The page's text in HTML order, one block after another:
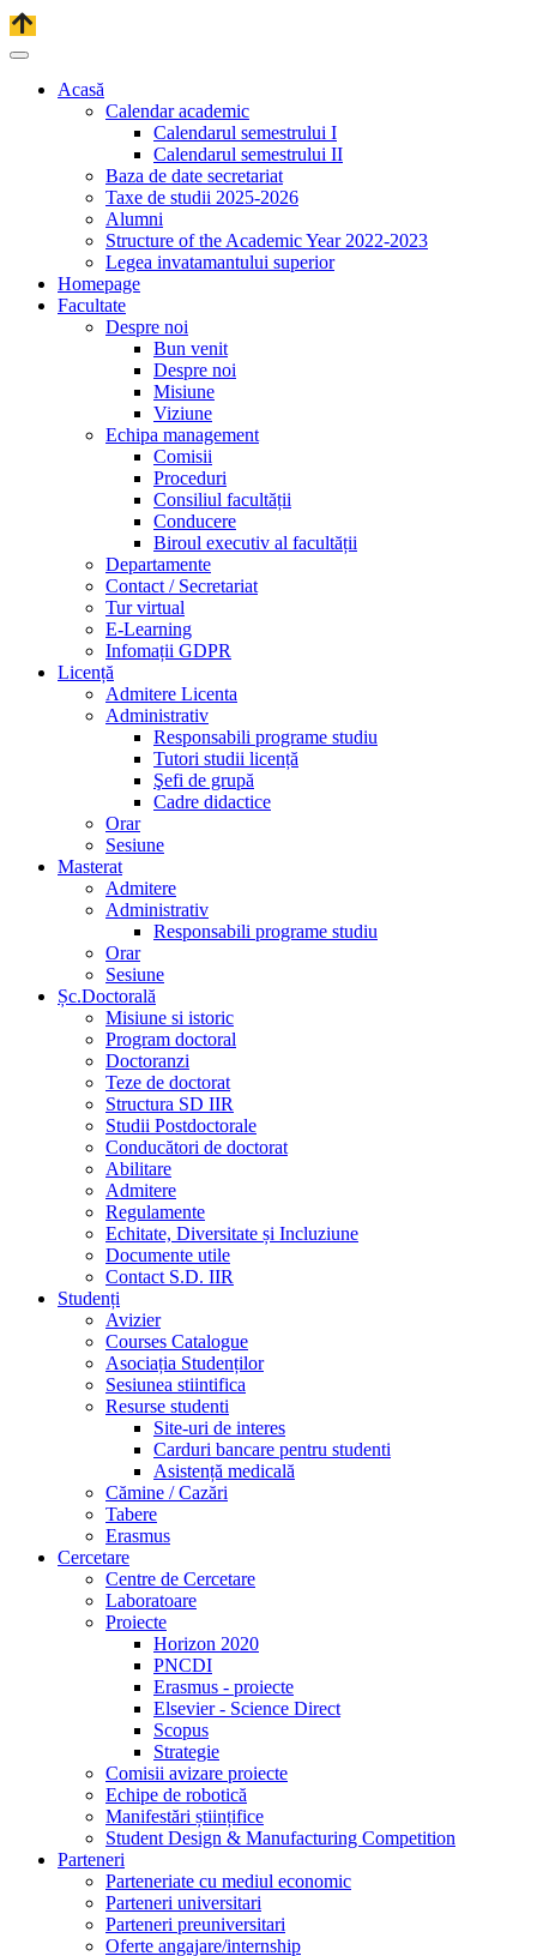
Acasă
Calendar academic
Calendarul semestrului I
Calendarul semestrului II
Baza de date secretariat
Taxe de studii 2025-2026
Alumni
Structure of the Academic Year 2022-2023
Legea invatamantului superior
Homepage
Facultate
Despre noi
Bun venit
Despre noi
Misiune
Viziune
Echipa management
Comisii
Proceduri
Consiliul facultății
Conducere
Biroul executiv al facultății
Departamente
Contact / Secretariat
Tur virtual
E-Learning
Infomații GDPR
Licență
Admitere Licenta
Administrativ
Responsabili programe studiu
Tutori studii licență
Şefi de grupă
Cadre didactice
Orar
Sesiune
Masterat
Admitere
Administrativ
Responsabili programe studiu
Orar
Sesiune
Șc.Doctorală
Misiune si istoric
Program doctoral
Doctoranzi
Teze de doctorat
Structura SD IIR
Studii Postdoctorale
Conducători de doctorat
Abilitare
Admitere
Regulamente
Echitate, Diversitate și Incluziune
Documente utile
Contact S.D. IIR
Studenți
Avizier
Courses Catalogue
Asociația Studenților
Sesiunea stiintifica
Resurse studenti
Site-uri de interes
Carduri bancare pentru studenti
Asistență medicală
Cămine / Cazări
Tabere
Erasmus
Cercetare
Centre de Cercetare
Laboratoare
Proiecte
Horizon 2020
PNCDI
Erasmus - proiecte
Elsevier - Science Direct
Scopus
Strategie
Comisii avizare proiecte
Echipe de robotică
Manifestări științifice
Student Design & Manufacturing Competition
Parteneri
Parteneriate cu mediul economic
Parteneri universitari
Parteneri preuniversitari
Oferte angajare/internship